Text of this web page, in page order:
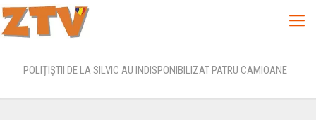
POLIȚIȘTII DE LA SILVIC AU INDISPONIBILIZAT PATRU CAMIOANE